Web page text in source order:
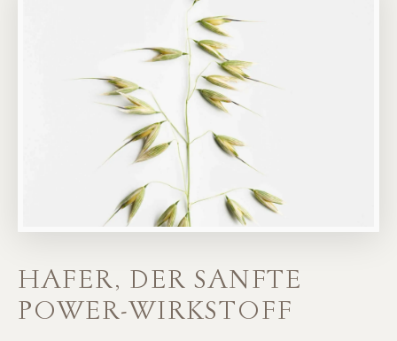
HAFER, DER SANFTE
POWER-WIRKSTOFF